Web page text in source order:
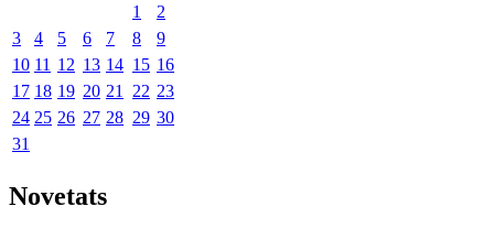
1
2
3
4 5 6 7 8
9
10 11 12 13 14 15 16
17 18 19 20 21 22 23
24 25 26 27 28 29 30
31
Novetats